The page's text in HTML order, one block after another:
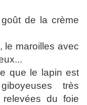
de la crème
le maroilles avec
que le lapin est
très
du foie